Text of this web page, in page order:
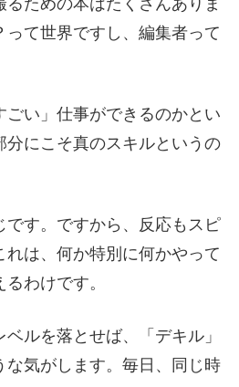
ための本はたくさんありま
て世界ですし、編集者って
い」仕事ができるのかとい
分にこそ真のスキルというの
す。ですから、反応もスピ
は、何か特別に何かやって
わけです。
ルを落とせば、「デキル」
な気がします。毎日、同じ時